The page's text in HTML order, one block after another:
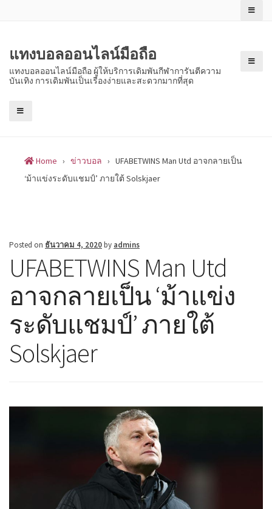
แทงบอลออนไลน์มือถือ
แทงบอลออนไลน์มือถือ ผู้ให้บริการเดิมพันกีฬาการันตีความ
บันเทิง การเดิมพันเป็นเรื่องง่ายและสะดวกมากที่สุด
Home › ข่าวบอล › UFABETWINS Man Utd อาจกลายเป็น
‘ม้าแข่งระดับแชมป์’ ภายใต้ Solskjaer
Posted on ธันวาคม 4, 2020by admins
UFABETWINS Man Utd
อาจกลายเป็น ‘ม้าแข่ง
ระดับแชมป์’ ภายใต้
Solskjaer